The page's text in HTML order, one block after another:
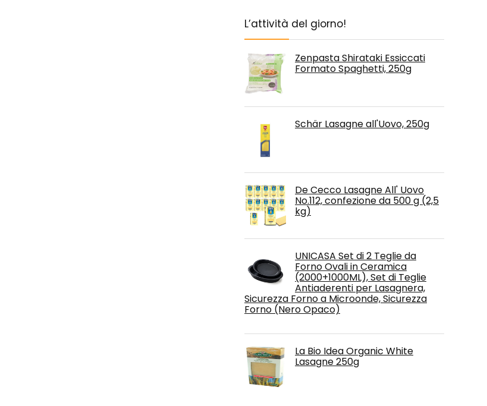
L’attività del giorno!
Zenpasta Shirataki Essiccati
Formato Spaghetti, 250g
Schär Lasagne all'Uovo, 250g
De Cecco Lasagne All' Uovo
No.112, confezione da 500 g (2,5
kg)
UNICASA Set di 2 Teglie da
Forno Ovali in Ceramica
(2000+1000ML), Set di Teglie
Antiaderenti per Lasagnera,
Sicurezza Forno a Microonde, Sicurezza
Forno (Nero Opaco)
La Bio Idea Organic White
Lasagne 250g